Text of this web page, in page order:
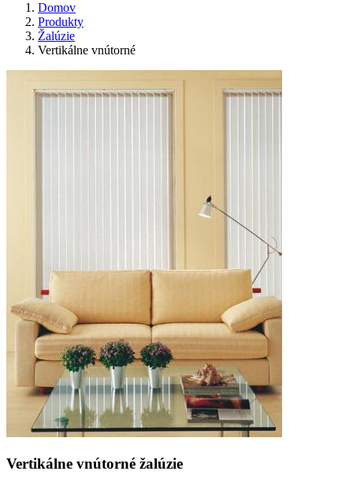
Domov
Produkty
Žalúzie
Vertikálne vnútorné
Vertikálne vnútorné žalúzie